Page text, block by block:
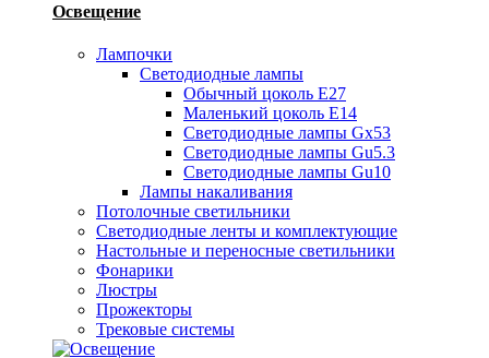
Освещение
Лампочки
Светодиодные лампы
Обычный цоколь Е27
Маленький цоколь Е14
Светодиодные лампы Gx53
Светодиодные лампы Gu5.3
Светодиодные лампы Gu10
Лампы накаливания
Потолочные светильники
Светодиодные ленты и комплектующие
Настольные и переносные светильники
Фонарики
Люстры
Прожекторы
Трековые системы